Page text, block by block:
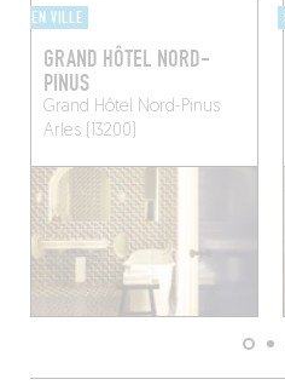
EN VILLE
GRAND HÔTEL NORD-
PINUS
Grand Hôtel Nord-Pinus
Arles (13200)